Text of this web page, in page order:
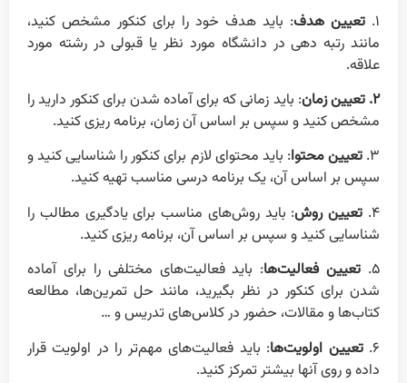
۱. تعیین هدف: باید هدف خود را برای کنکور مشخص کنید،
مانند رتبه دهی در دانشگاه مورد نظر یا قبولی در رشته مورد
علاقه.
۲. تعیین زمان
: باید زمانی که برای آماده شدن برای کنکور دارید را
مشخص کنید و سپس بر اساس آن زمان، برنامه ریزی کنید.
۳. تعیین محتوا: باید محتوای لازم برای کنکور را شناسایی کنید و
سپس بر اساس آن، یک برنامه درسی مناسب تهیه کنید.
۴. تعیین روش: باید روش‌های مناسب برای یادگیری مطالب را
شناسایی کنید و سپس بر اساس آن، برنامه ریزی کنید.
۵. تعیین فعالیت‌ها: باید فعالیت‌های مختلفی را برای آماده
شدن برای کنکور در نظر بگیرید، مانند حل تمرین‌ها، مطالعه
کتاب‌ها و مقالات، حضور در کلاس‌های تدریس و …
۶. تعیین اولویت‌ها: باید فعالیت‌های مهم‌تر را در اولویت قرار
داده و روی آنها بیشتر تمرکز کنید.